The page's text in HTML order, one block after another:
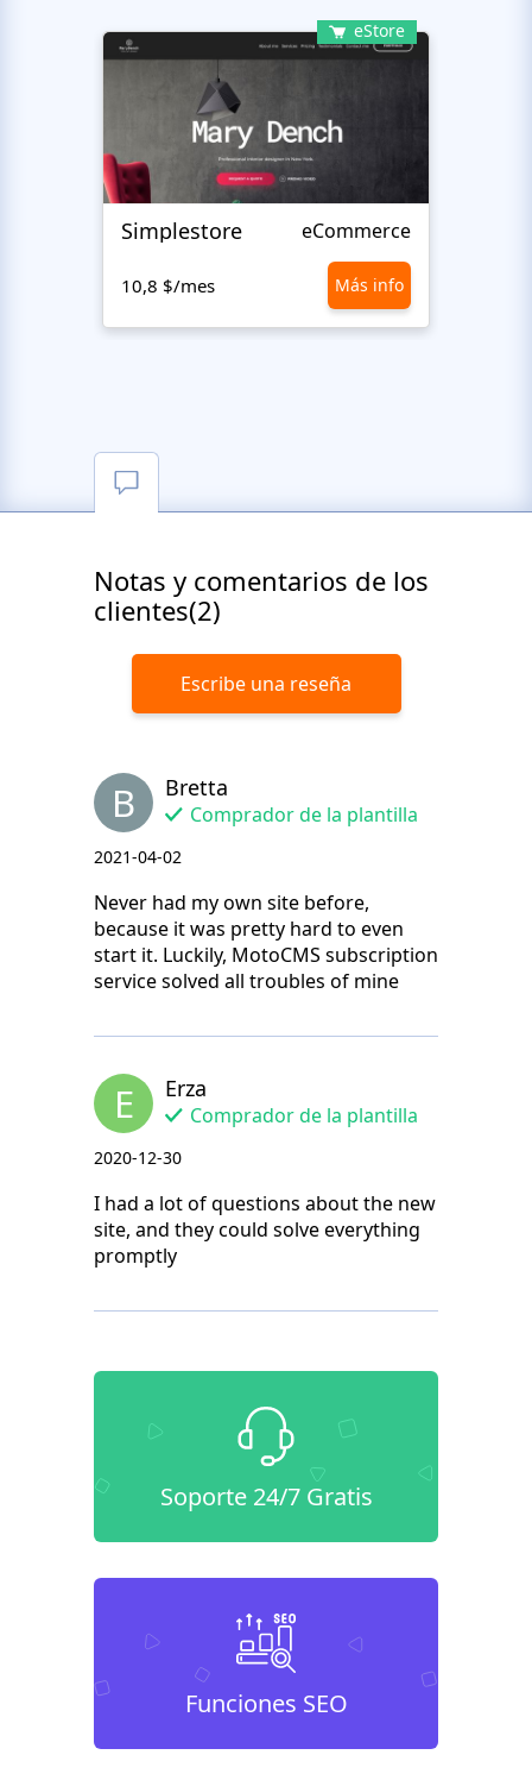
eStore
Simplestore eCommerce
10,8 $/mes Más info
Notas y comentarios de los
clientes(2)
Escribe una reseña
B Bretta
Comprador de la plantilla
2021-04-02
Never had my own site before,
because it was pretty hard to even
start it. Luckily, MotoCMS subscription
service solved all troubles of mine
E Erza
Comprador de la plantilla
2020-12-30
I had a lot of questions about the new
site, and they could solve everything
promptly
Soporte 24/7 Gratis
Funciones SEO